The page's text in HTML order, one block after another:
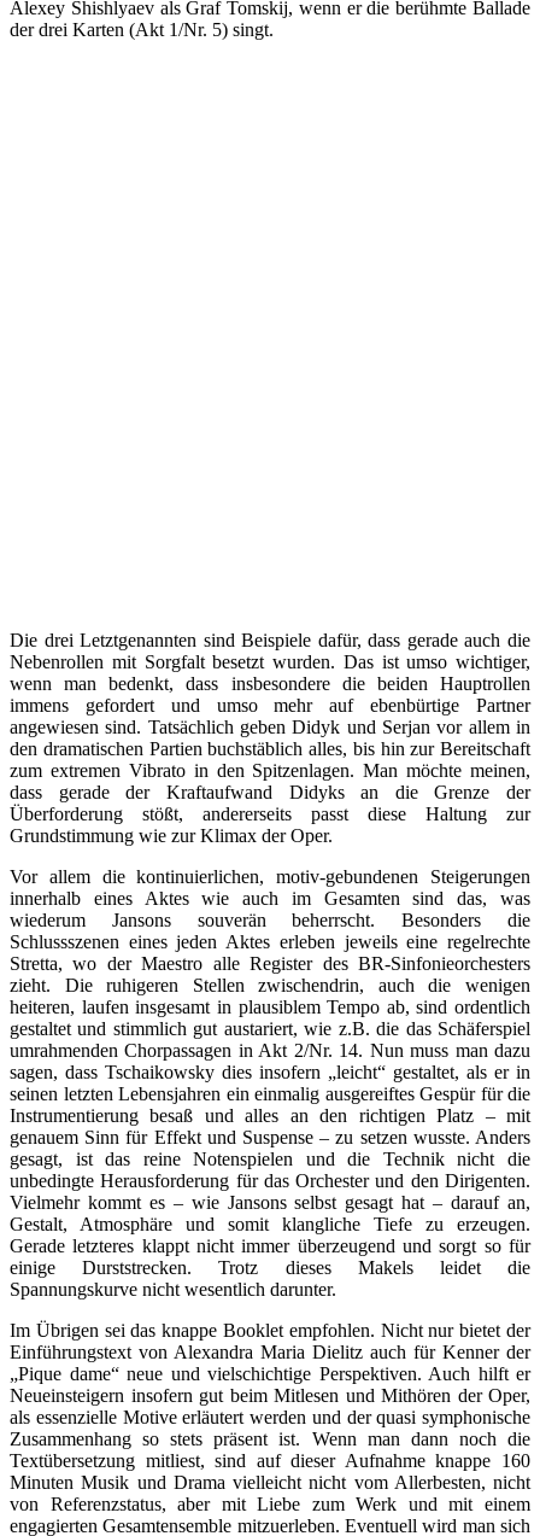
Alexey Shishlyaev als Graf Tomskij, wenn er die berühmte Ballade
der drei Karten (Akt 1/Nr. 5) singt.
Die drei Letztgenannten sind Beispiele dafür, dass gerade auch die
Nebenrollen mit Sorgfalt besetzt wurden. Das ist umso wichtiger,
wenn man bedenkt, dass insbesondere die beiden Hauptrollen
immens gefordert und umso mehr auf ebenbürtige Partner
angewiesen sind. Tatsächlich geben Didyk und Serjan vor allem in
den dramatischen Partien buchstäblich alles, bis hin zur Bereitschaft
zum extremen Vibrato in den Spitzenlagen. Man möchte meinen,
dass gerade der Kraftaufwand Didyks an die Grenze der
Überforderung stößt, andererseits passt diese Haltung zur
Grundstimmung wie zur Klimax der Oper.
Vor allem die kontinuierlichen, motiv-gebundenen Steigerungen
innerhalb eines Aktes wie auch im Gesamten sind das, was
wiederum Jansons souverän beherrscht. Besonders die
Schlussszenen eines jeden Aktes erleben jeweils eine regelrechte
Stretta, wo der Maestro alle Register des BR-Sinfonieorchesters
zieht. Die ruhigeren Stellen zwischendrin, auch die wenigen
heiteren, laufen insgesamt in plausiblem Tempo ab, sind ordentlich
gestaltet und stimmlich gut austariert, wie z.B. die das Schäferspiel
umrahmenden Chorpassagen in Akt 2/Nr. 14. Nun muss man dazu
sagen, dass Tschaikowsky dies insofern „leicht“ gestaltet, als er in
seinen letzten Lebensjahren ein einmalig ausgereiftes Gespür für die
Instrumentierung besaß und alles an den richtigen Platz – mit
genauem Sinn für Effekt und Suspense – zu setzen wusste. Anders
gesagt, ist das reine Notenspielen und die Technik nicht die
unbedingte Herausforderung für das Orchester und den Dirigenten.
Vielmehr kommt es – wie Jansons selbst gesagt hat – darauf an,
Gestalt, Atmosphäre und somit klangliche Tiefe zu erzeugen.
Gerade letzteres klappt nicht immer überzeugend und sorgt so für
einige Durststrecken. Trotz dieses Makels leidet die
Spannungskurve nicht wesentlich darunter.
Im Übrigen sei das knappe Booklet empfohlen. Nicht nur bietet der
Einführungstext von Alexandra Maria Dielitz auch für Kenner der
„Pique dame“ neue und vielschichtige Perspektiven. Auch hilft er
Neueinsteigern insofern gut beim Mitlesen und Mithören der Oper,
als essenzielle Motive erläutert werden und der quasi symphonische
Zusammenhang so stets präsent ist. Wenn man dann noch die
Textübersetzung mitliest, sind auf dieser Aufnahme knappe 160
Minuten Musik und Drama vielleicht nicht vom Allerbesten, nicht
von Referenzstatus, aber mit Liebe zum Werk und mit einem
engagierten Gesamtensemble mitzuerleben. Eventuell wird man sich